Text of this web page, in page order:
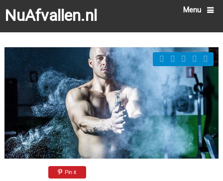
NuAfvallen.nl Menu
Pin it